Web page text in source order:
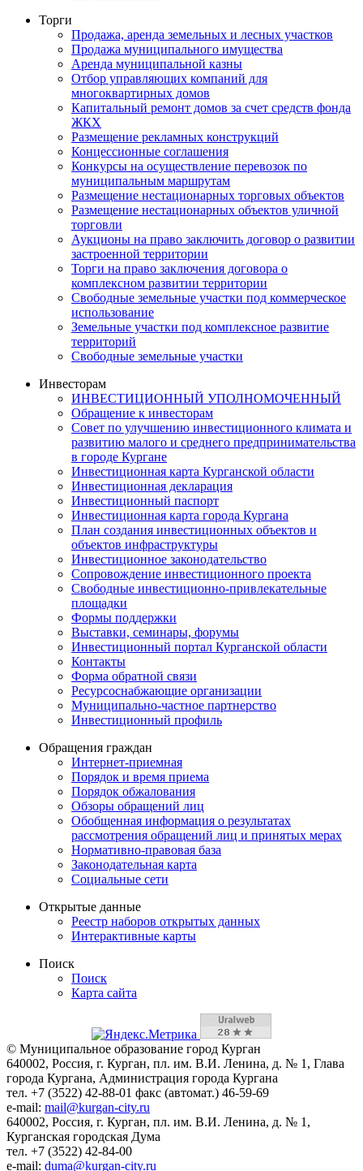
Торги
Продажа, аренда земельных и лесных участков
Продажа муниципального имущества
Аренда муниципальной казны
Отбор управляющих компаний для
многоквартирных домов
Капитальный ремонт домов за счет средств фонда
ЖКХ
Размещение рекламных конструкций
Концессионные соглашения
Конкурсы на осуществление перевозок по
муниципальным маршрутам
Размещение нестационарных торговых объектов
Размещение нестационарных объектов уличной
торговли
Аукционы на право заключить договор о развитии
застроенной территории
Торги на право заключения договора о
комплексном развитии территории
Свободные земельные участки под коммерческое
использование
Земельные участки под комплексное развитие
территорий
Свободные земельные участки
Инвесторам
ИНВЕСТИЦИОННЫЙ УПОЛНОМОЧЕННЫЙ
Обращение к инвесторам
Совет по улучшению инвестиционного климата и
развитию малого и среднего предпринимательства
в городе Кургане
Инвестиционная карта Курганской области
Инвестиционная декларация
Инвестиционный паспорт
Инвестиционная карта города Кургана
План создания инвестиционных объектов и
объектов инфраструктуры
Инвестиционное законодательство
Сопровождение инвестиционного проекта
Свободные инвестиционно-привлекательные
площадки
Формы поддержки
Выставки, семинары, форумы
Инвестиционный портал Курганской области
Контакты
Форма обратной связи
Ресурсоснабжающие организации
Муниципально-частное партнерство
Инвестиционный профиль
Обращения граждан
Интернет-приемная
Порядок и время приема
Порядок обжалования
Обзоры обращений лиц
Обобщенная информация о результатах
рассмотрения обращений лиц и принятых мерах
Нормативно-правовая база
Законодательная карта
Социальные сети
Открытые данные
Реестр наборов открытых данных
Интерактивные карты
Поиск
Поиск
Карта сайта
© Муниципальное образование город Курган
640002, Россия, г. Курган, пл. им. В.И. Ленина, д. № 1, Глава
города Кургана, Администрация города Кургана
тел. +7 (3522) 42-88-01 факс (автомат.) 46-59-69
e-mail: mail@kurgan-city.ru
640002, Россия, г. Курган, пл. им. В.И. Ленина, д. № 1,
Курганская городская Дума
тел. +7 (3522) 42-84-00
e-mail: duma@kurgan-city.ru